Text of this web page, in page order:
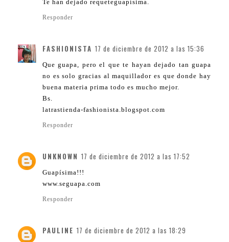
Te han dejado requeteguapísima.
Responder
FASHIONISTA 17 de diciembre de 2012 a las 15:36
Que guapa, pero el que te hayan dejado tan guapa
no es solo gracias al maquillador es que donde hay
buena materia prima todo es mucho mejor.
Bs.
latrastienda-fashionista.blogspot.com
Responder
UNKNOWN 17 de diciembre de 2012 a las 17:52
Guapísima!!!
www.seguapa.com
Responder
PAULINE 17 de diciembre de 2012 a las 18:29